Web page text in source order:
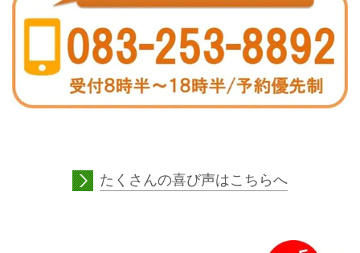
たくさんの喜び声はこちらへ